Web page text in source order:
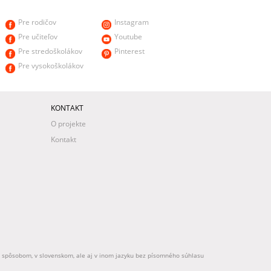
Pre rodičov
Pre učiteľov
Pre stredoškolákov
Pre vysokoškolákov
Instagram
Youtube
Pinterest
KONTAKT
O projekte
Kontakt
v slovenskom, ale aj v inom jazyku bez písomného súhlasu